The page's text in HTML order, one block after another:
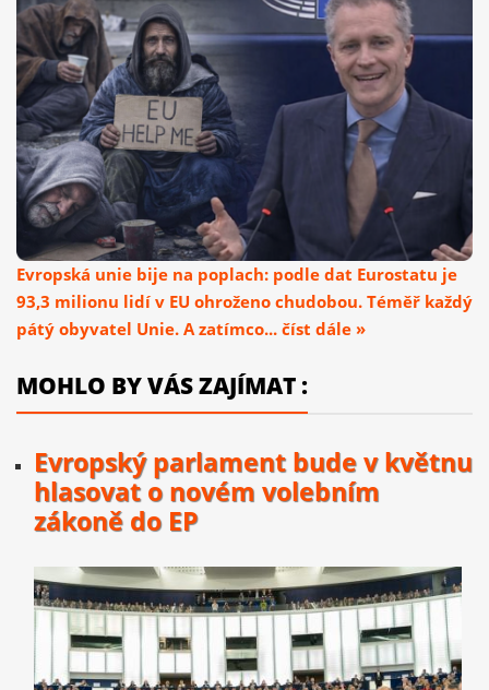
Evropská unie bije na poplach: podle dat Eurostatu je
93,3 milionu lidí v EU ohroženo chudobou. Téměř každý
pátý obyvatel Unie. A zatímco... číst dále »
MOHLO BY VÁS ZAJÍMAT :
Evropský parlament bude v květnu
hlasovat o novém volebním
zákoně do EP